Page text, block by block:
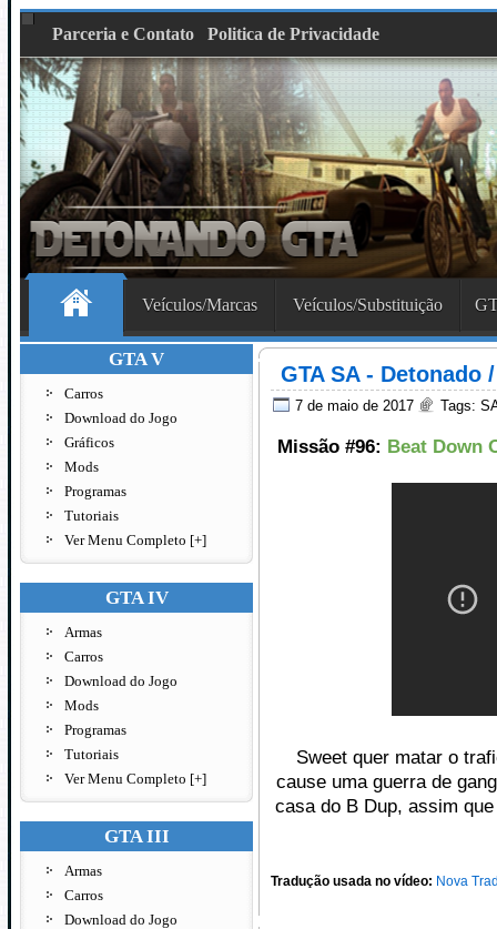
Parceria e Contato Politica de Privacidade
Veículos/Marcas Veículos/Substituição
GTA V
Carros
Download do Jogo
Gráficos
Mods
Programas
Tutoriais
Ver Menu Completo [+]
GTA IV
Armas
Carros
Download do Jogo
Mods
Programas
Tutoriais
Ver Menu Completo [+]
GTA III
Armas
Carros
Download do Jogo
GTA SA - Detonado
7 de maio de 2017 Tags:
Missão #96: Beat Down
Sweet quer matar o
cause uma guerra de
casa do B Dup, assim
Tradução usada no vídeo: Nova